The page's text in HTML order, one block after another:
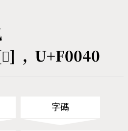
Unicode查詢
, U+F0040
字碼